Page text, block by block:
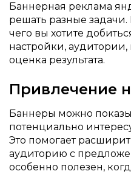
Баннерная реклама
решать разные
чего вы хотите
настройки,
оценка результата.
Привлечение
Баннеры можно
потенциально
Это помогает
аудиторию с
особенно полезен,